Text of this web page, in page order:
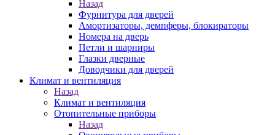
Назад
Фурнитура для дверей
Амортизаторы, демпферы, блокираторы
Номера на дверь
Петли и шарниры
Глазки дверные
Доводчики для дверей
Климат и вентиляция
Назад
Климат и вентиляция
Отопительные приборы
Назад